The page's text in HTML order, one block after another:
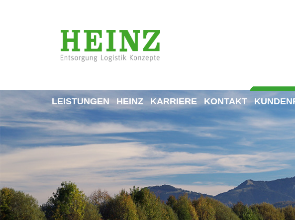
LEISTUNGEN HEINZ KARRIERE KONTAKT